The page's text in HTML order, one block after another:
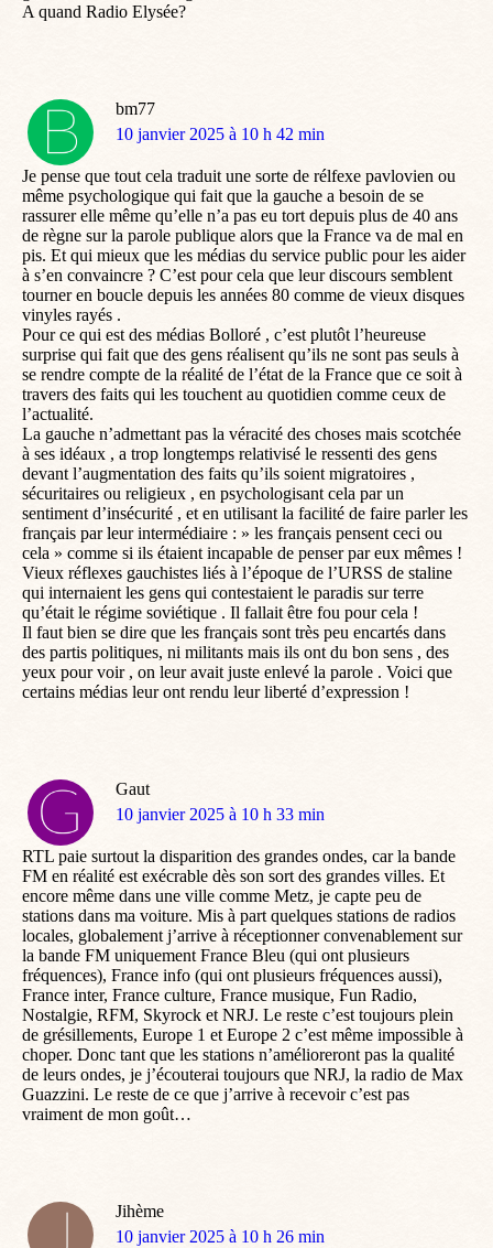
A quand Radio Elysée?
bm77
dit
10 janvier 2025 à 10 h 42 min
Je pense que tout cela traduit une sorte de rélfexe pavlovien ou
même psychologique qui fait que la gauche a besoin de se
rassurer elle même qu’elle n’a pas eu tort depuis plus de 40 ans
de règne sur la parole publique alors que la France va de mal en
pis. Et qui mieux que les médias du service public pour les aider
à s’en convaincre ? C’est pour cela que leur discours semblent
tourner en boucle depuis les années 80 comme de vieux disques
vinyles rayés .
Pour ce qui est des médias Bolloré , c’est plutôt l’heureuse
surprise qui fait que des gens réalisent qu’ils ne sont pas seuls à
se rendre compte de la réalité de l’état de la France que ce soit à
travers des faits qui les touchent au quotidien comme ceux de
l’actualité.
La gauche n’admettant pas la véracité des choses mais scotchée
à ses idéaux , a trop longtemps relativisé le ressenti des gens
devant l’augmentation des faits qu’ils soient migratoires ,
sécuritaires ou religieux , en psychologisant cela par un
sentiment d’insécurité , et en utilisant la facilité de faire parler les
français par leur intermédiaire : » les français pensent ceci ou
cela » comme si ils étaient incapable de penser par eux mêmes !
Vieux réflexes gauchistes liés à l’époque de l’URSS de staline
qui internaient les gens qui contestaient le paradis sur terre
qu’était le régime soviétique . Il fallait être fou pour cela !
Il faut bien se dire que les français sont très peu encartés dans
des partis politiques, ni militants mais ils ont du bon sens , des
yeux pour voir , on leur avait juste enlevé la parole . Voici que
certains médias leur ont rendu leur liberté d’expression !
Gaut
dit
10 janvier 2025 à 10 h 33 min
RTL paie surtout la disparition des grandes ondes, car la bande
FM en réalité est exécrable dès son sort des grandes villes. Et
encore même dans une ville comme Metz, je capte peu de
stations dans ma voiture. Mis à part quelques stations de radios
locales, globalement j’arrive à réceptionner convenablement sur
la bande FM uniquement France Bleu (qui ont plusieurs
fréquences), France info (qui ont plusieurs fréquences aussi),
France inter, France culture, France musique, Fun Radio,
Nostalgie, RFM, Skyrock et NRJ. Le reste c’est toujours plein
de grésillements, Europe 1 et Europe 2 c’est même impossible à
choper. Donc tant que les stations n’amélioreront pas la qualité
de leurs ondes, je j’écouterai toujours que NRJ, la radio de Max
Guazzini. Le reste de ce que j’arrive à recevoir c’est pas
vraiment de mon goût…
Jihème
dit
10 janvier 2025 à 10 h 26 min